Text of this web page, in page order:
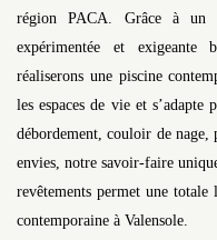
région PACA. Grâce à un
expérimentée et exigeante
réaliserons une piscine
les espaces de vie et
débordement, couloir de nage,
envies, notre savoir-faire
revêtements permet une
contemporaine à Valensole.